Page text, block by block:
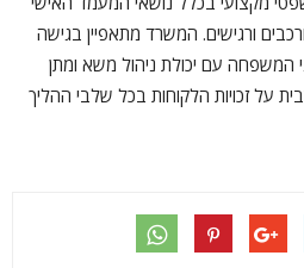
ורגישים. המשרד מתאפיין בגישה
המשפחה עם יכולת ניהול משא ומתן
על זכויות הלקוחות בכל שלבי ההליך